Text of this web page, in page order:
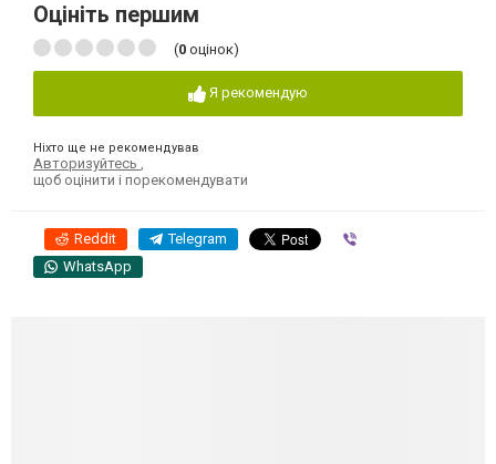
Оцініть першим
(0 оцінок)
Я рекомендую
Ніхто ще не рекомендував
Авторизуйтесь ,
щоб оцінити і порекомендувати
Reddit Telegram
WhatsApp